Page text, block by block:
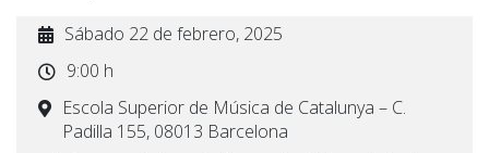
Sábado 22 de febrero, 2025
9:00 h
Escola Superior de Música de Catalunya – C.
Padilla 155, 08013 Barcelona